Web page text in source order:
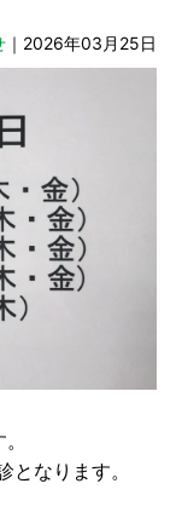
｜2026年03月25日
なります。